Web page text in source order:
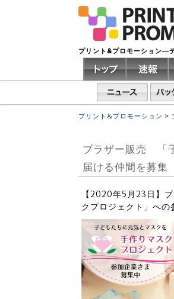
プリント&プロモーション―
プリント&プロモーション >
ブラザー販売 「
届ける仲間を募集
【2020年5月23日】
クプロジェクト」への